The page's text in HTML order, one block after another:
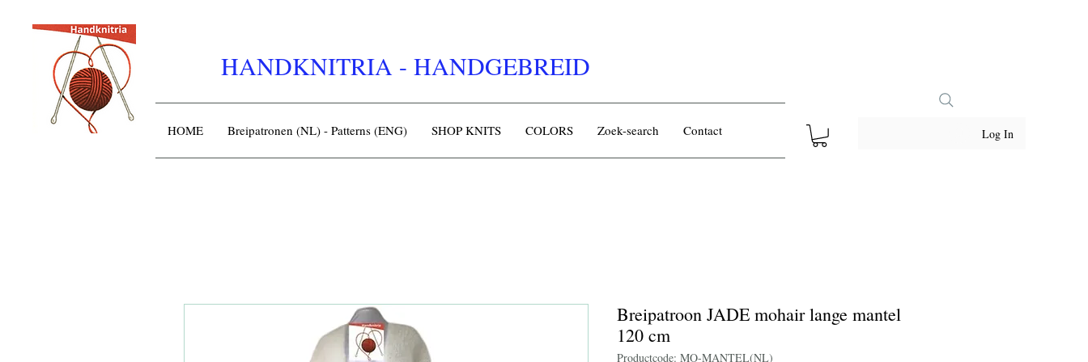
HANDKNITRIA - HANDGEBREID
HOME Breipatronen (NL) - Patterns (ENG) SHOP KNITS COLORS Zoek-search Contact Log In
Breipatroon JADE mohair lange mantel
120 cm
Productcode: MO-MANTEL(NL)